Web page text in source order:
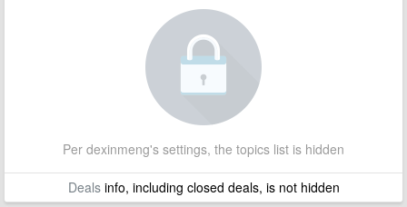
Per dexinmeng's settings, the topics list is hidden
Dealsinfo, including closed deals, is not hidden